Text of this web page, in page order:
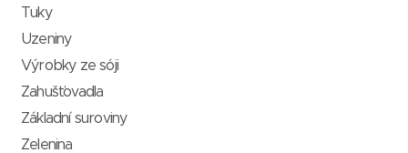
Tuky
Uzeniny
Výrobky ze sóji
Zahušťovadla
Základní suroviny
Zelenina